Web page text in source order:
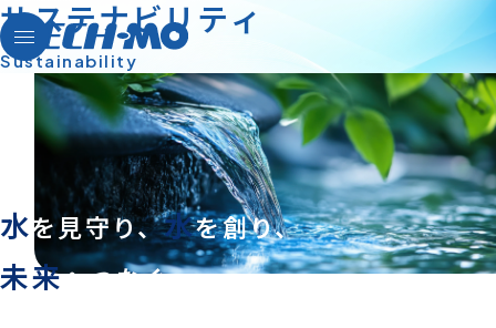
ごあいさつ
会社概要
アクセス・拠点情報
サステナビリ ティ
Susta in abil ity
水を見守り、水を創り、
未来へつなぐ。